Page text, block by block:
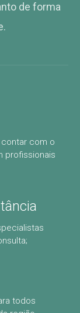
de forma
com o
profissionais
todos